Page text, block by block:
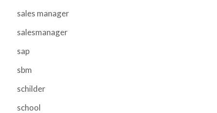
sales manager
salesmanager
sap
sbm
schilder
school